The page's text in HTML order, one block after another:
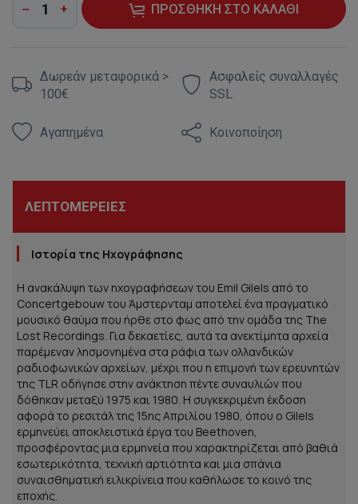
ΠΡΟΣΘΉΚΗ ΣΤΟ ΚΑΛΆΘΙ
Δωρεάν μεταφορικά >
100€
Αγαπημένα
Ασφαλείς συναλλαγές
SSL
Κοινοποίηση
ΛΕΠΤΟΜΈΡΕΙΕΣ
Ιστορία της Ηχογράφησης
Η ανακάλυψη των ηχογραφήσεων του Emil Gilels από το
Concertgebouw του Άμστερνταμ αποτελεί ένα πραγματικό
μουσικό θαύμα που ήρθε στο φως από την ομάδα της The
Lost Recordings. Για δεκαετίες, αυτά τα ανεκτίμητα αρχεία
παρέμεναν λησμονημένα στα ράφια των ολλανδικών
ραδιοφωνικών αρχείων, μέχρι που η επιμονή των ερευνητών
της TLR οδήγησε στην ανάκτηση πέντε συναυλιών που
δόθηκαν μεταξύ 1975 και 1980. Η συγκεκριμένη έκδοση
αφορά το ρεσιτάλ της 15ης Απριλίου 1980, όπου ο Gilels
ερμηνεύει αποκλειστικά έργα του Beethoven,
προσφέροντας μια ερμηνεία που χαρακτηρίζεται από βαθιά
εσωτερικότητα, τεχνική αρτιότητα και μια σπάνια
συναισθηματική ειλικρίνεια που καθήλωσε το κοινό της
εποχής.